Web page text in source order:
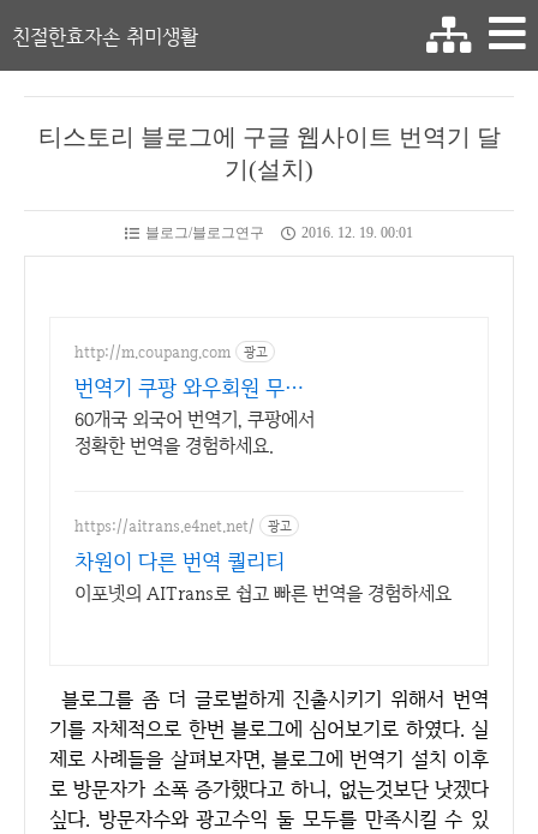
친절한효자손 취미생활
티스토리 블로그에 구글 웹사이트 번역기 달
기(설치)
블로그/블로그연구 2016. 12. 19. 00:01
http://m.coupang.com 광고
번역기 쿠팡 와우회원 무제
한 무료배송
60개국 외국어 번역기, 쿠팡에서
정확한 번역을 경험하세요.
https://aitrans.e4net.net/ 광고
차원이 다른 번역 퀄리티
이포넷의 AITrans로 쉽고 빠른 번역을 경험하세요
블로그를 좀 더 글로벌하게 진출시키기 위해서 번역
기를 자체적으로 한번 블로그에 심어보기로 하였다. 실
제로 사례들을 살펴보자면, 블로그에 번역기 설치 이후
로 방문자가 소폭 증가했다고 하니, 없는것보단 낫겠다
싶다. 방문자수와 광고수익 둘 모두를 만족시킬 수 있